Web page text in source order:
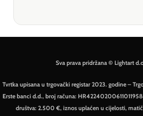
Sva prava pridržana © Lightart
Tvrtka upisana u trgovački registar 2023. godine –
Erste banci d.d., broj računa:
društva: 2.500 €, iznos uplaćen u cijelosti,